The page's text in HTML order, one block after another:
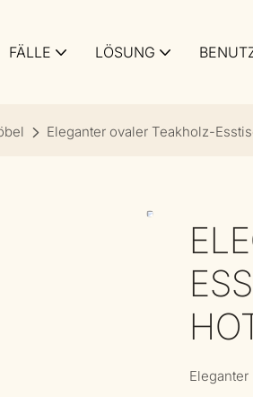
FÄLLE LÖSUNG
Eleganter ovaler Teakholz-
Eleganter